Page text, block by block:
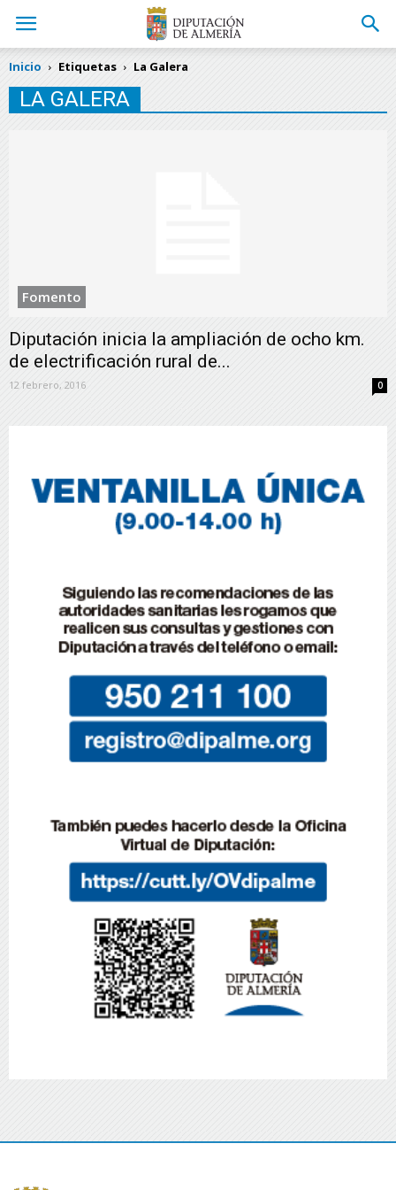
Inicio Etiquetas La Galera
LA GALERA
Fomento
Diputación inicia la ampliación de ocho km.
de electrificación rural de...
12 febrero, 2016 0